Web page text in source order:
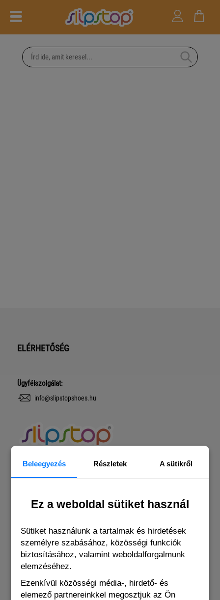
Beleegyezés Részletek A sütikről
Ez a weboldal sütiket használ
Sütiket használunk a tartalmak és hirdetések
személyre szabásához, közösségi funkciók
biztosításához, valamint weboldalforgalmunk
elemzéséhez.
Ezenkívül közösségi média-, hirdető- és
elemező partnereinkkel megosztjuk az Ön
ELÉRHETŐSÉG
Ügyfélszolgálat:
info@slipstopshoes.hu
ellenállni az imádni való mintáknak és a vibráló színeknek.
Webáruházunkban nem csupán csúszásmentes cipőket, hanem UV
akár felnőtt méretekben is! Rendelj gyors szállítással!
INFORMÁCIÓK